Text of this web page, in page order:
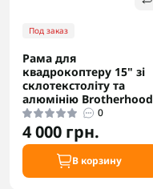
Под заказ
Рама для
квадрокоптеру 15" зі
склотекстоліту та
алюмінію Brotherhood
0
4 000 грн.
В корзину